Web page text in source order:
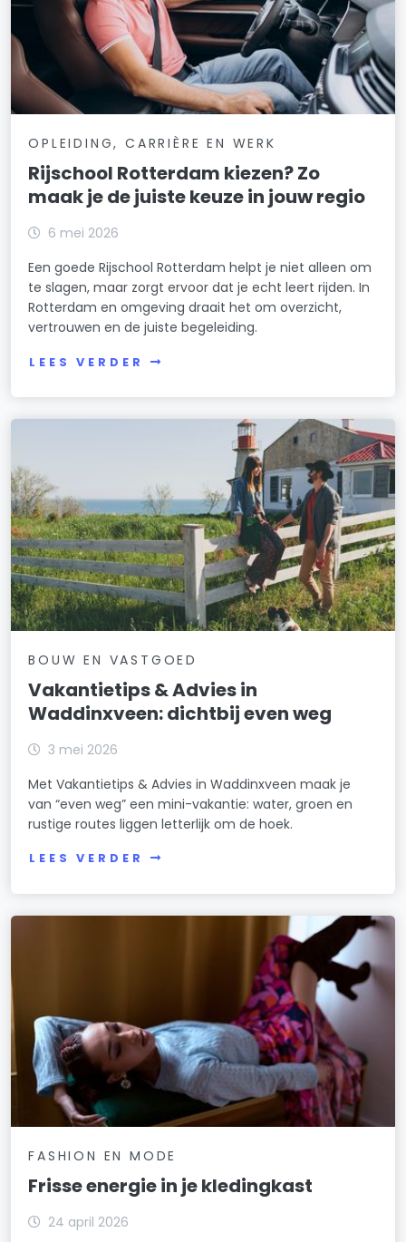
OPLEIDING, CARRIÈRE EN WERK
Rijschool Rotterdam kiezen? Zo
maak je de juiste keuze in jouw regio
6 mei 2026
Een goede Rijschool Rotterdam helpt je niet alleen om
te slagen, maar zorgt ervoor dat je echt leert rijden. In
Rotterdam en omgeving draait het om overzicht,
vertrouwen en de juiste begeleiding.
LEES VERDER
BOUW EN VASTGOED
Vakantietips & Advies in
Waddinxveen: dichtbij even weg
3 mei 2026
Met Vakantietips & Advies in Waddinxveen maak je
van “even weg” een mini-vakantie: water, groen en
rustige routes liggen letterlijk om de hoek.
LEES VERDER
FASHION EN MODE
Frisse energie in je kledingkast
24 april 2026